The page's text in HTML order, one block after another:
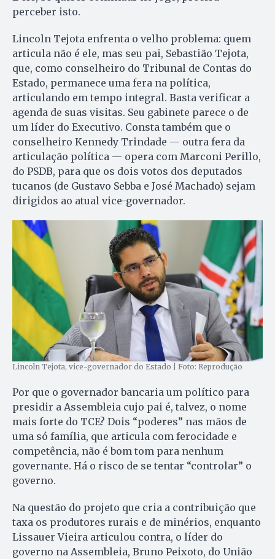
perceber isto.
Lincoln Tejota enfrenta o velho problema: quem
articula não é ele, mas seu pai, Sebastião Tejota,
que, como conselheiro do Tribunal de Contas do
Estado, permanece uma fera na política,
articulando em tempo integral. Basta verificar a
agenda de suas visitas. Seu gabinete parece o de
um líder do Executivo. Consta também que o
conselheiro Kennedy Trindade — outra fera da
articulação política — opera com Marconi Perillo,
do PSDB, para que os dois votos dos deputados
tucanos (de Gustavo Sebba e José Machado) sejam
dirigidos ao atual vice-governador.
Lincoln Tejota, vice-governador do Estado | Foto: Reprodução
Por que o governador bancaria um político para
presidir a Assembleia cujo pai é, talvez, o nome
mais forte do TCE? Dois “poderes” nas mãos de
uma só família, que articula com ferocidade e
competência, não é bom tom para nenhum
governante. Há o risco de se tentar “controlar” o
governo.
Na questão do projeto que cria a contribuição que
taxa os produtores rurais e de minérios, enquanto
Lissauer Vieira articulou contra, o líder do
governo na Assembleia, Bruno Peixoto, do União